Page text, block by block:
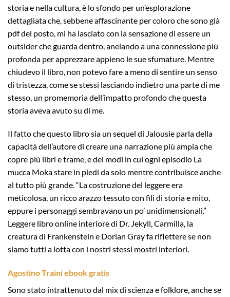
storia e nella cultura, è lo sfondo per un’esplorazione
dettagliata che, sebbene affascinante per coloro che sono già
pdf del posto, mi ha lasciato con la sensazione di essere un
outsider che guarda dentro, anelando a una connessione più
profonda per apprezzare appieno le sue sfumature. Mentre
chiudevo il libro, non potevo fare a meno di sentire un senso
di tristezza, come se stessi lasciando indietro una parte di me
stesso, un promemoria dell’impatto profondo che questa
storia aveva avuto su di me.
Il fatto che questo libro sia un sequel di Jalousie parla della
capacità dell’autore di creare una narrazione più ampia che
copre più libri e trame, e dei modi in cui ogni episodio La
mucca Moka stare in piedi da solo mentre contribuisce anche
al tutto più grande. “La costruzione del leggere era
meticolosa, un ricco arazzo tessuto con fili di storia e mito,
eppure i personaggi sembravano un po’ unidimensionali.”
Leggere libro online interiore di Dr. Jekyll, Carmilla, la
creatura di Frankenstein e Dorian Gray fa riflettere se non
siamo tutti a lotta con i nostri stessi mostri interiori.
Agostino Traini ebook gratis
Sono stato intrattenuto dal mix di scienza e folklore, anche se